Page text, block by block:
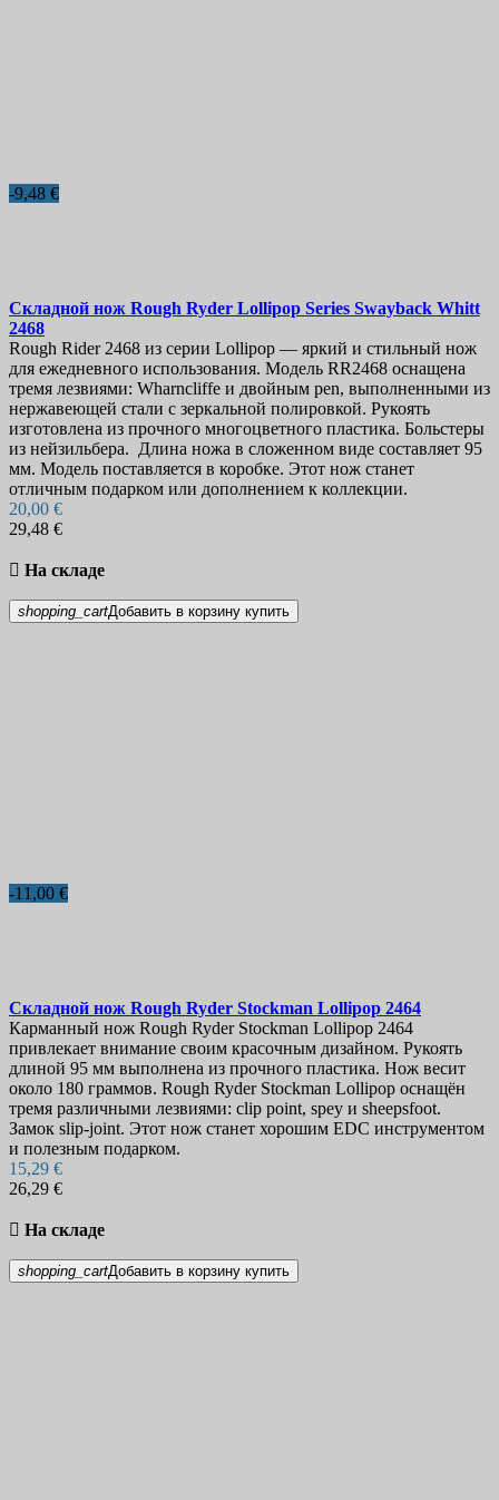
-9,48 €
Складной нож Rough Ryder Lollipop Series Swayback Whitt
2468
Rough Rider 2468 из серии Lollipop — яркий и стильный нож
для ежедневного использования. Модель RR2468 оснащена
тремя лезвиями: Wharncliffe и двойным pen, выполненными из
нержавеющей стали с зеркальной полировкой. Рукоять
изготовлена из прочного многоцветного пластика. Больстеры
из нейзильбера. Длина ножа в сложенном виде составляет 95
мм. Модель поставляется в коробке. Этот нож станет
отличным подарком или дополнением к коллекции.
20,00 €
29,48 €
 На складе
shopping_cartДобавить в корзину купить
-11,00 €
Складной нож Rough Ryder Stockman Lollipop 2464
Карманный нож Rough Ryder Stockman Lollipop 2464
привлекает внимание своим красочным дизайном. Рукоять
длиной 95 мм выполнена из прочного пластика. Нож весит
около 180 граммов. Rough Ryder Stockman Lollipop оснащён
тремя различными лезвиями: clip point, spey и sheepsfoot.
Замок slip-joint. Этот нож станет хорошим EDC инструментом
и полезным подарком.
15,29 €
26,29 €
 На складе
shopping_cartДобавить в корзину купить